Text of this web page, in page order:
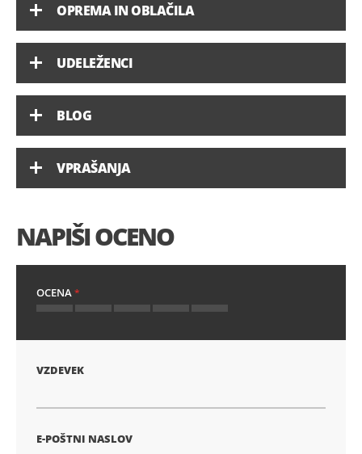
OPREMA IN OBLAČILA
UDELEŽENCI
BLOG
VPRAŠANJA
NAPIŠI OCENO
OCENA
star
stars
stars
stars
stars
VZDEVEK
E-POŠTNI NASLOV